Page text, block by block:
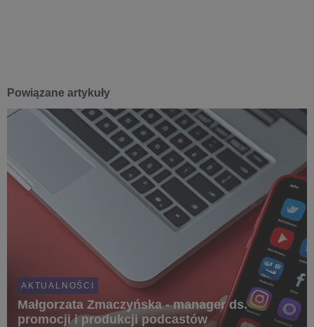
Powiązane artykuły
AKTUALNOŚCI
Małgorzata Zmaczyńska - manager ds.
promocji i produkcji podcastów